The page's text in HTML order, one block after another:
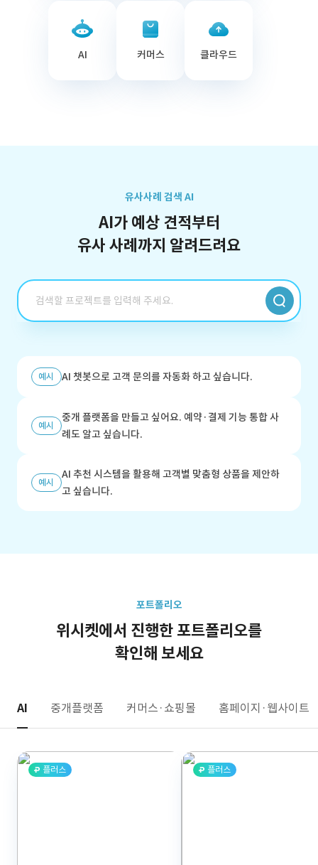
AI 커머스 클라우드
유사사례 검색 AI
AI가 예상 견적부터
유사 사례까지 알려드려요
예시 AI 챗봇으로 고객 문의를 자동화 하고 싶습니다.
예시
중개 플랫폼을 만들고 싶어요. 예약·결제 기능 통합 사
례도 알고 싶습니다.
예시
AI 추천 시스템을 활용해 고객별 맞춤형 상품을 제안하
고 싶습니다.
포트폴리오
위시켓에서 진행한 포트폴리오를
확인해 보세요
AI 중개플랫폼 커머스·쇼핑몰 홈페이지·웹사이트
플러스 플러스